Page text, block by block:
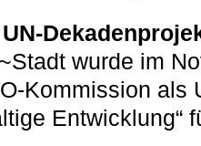
wurde im
Kommission als
Entwicklung“